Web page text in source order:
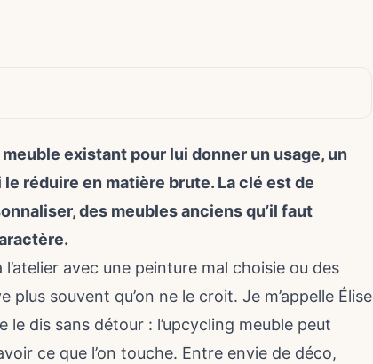
existant pour lui donner un usage, un
réduire en matière brute. La clé est de
des meubles anciens qu’il faut
avec une peinture mal choisie ou des
souvent qu’on ne le croit. Je m’appelle Élise
le dis sans détour : l’upcycling meuble peut
ce que l’on touche. Entre envie de déco,